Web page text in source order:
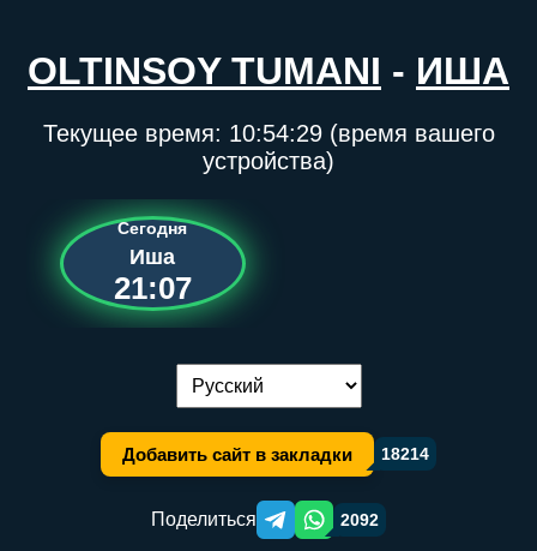
OLTINSOY TUMANI - ИША
Текущее время: 10:54:30(время вашего
устройства)
Сегодня
Иша
21:07
Переключение языка:
Добавить сайт в закладки 18214
Поделиться Telegram orqali ulashish
WhatsApp orqali ulashish
2092